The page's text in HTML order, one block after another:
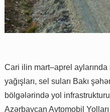
Cari ilin mart–aprel
yağışları, sel suları Bakı
bölgələrində yol
Azərbaycan Avtomobil